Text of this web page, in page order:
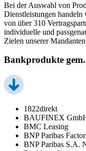
Bei der Auswahl von
Dienstleistungen
von über 310
individuelle und
Zielen unserer
Bankprodukte
1822direkt
BAUFINEX
BMC Leasing
BNP Paribas
BNP Paribas S.A.